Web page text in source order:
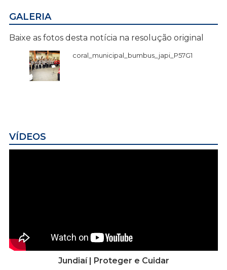
GALERIA
Baixe as fotos desta notícia na resolução original
coral_municipal_bumbus_japi_P57G1
VÍDEOS
Jundiaí | Proteger e Cuidar